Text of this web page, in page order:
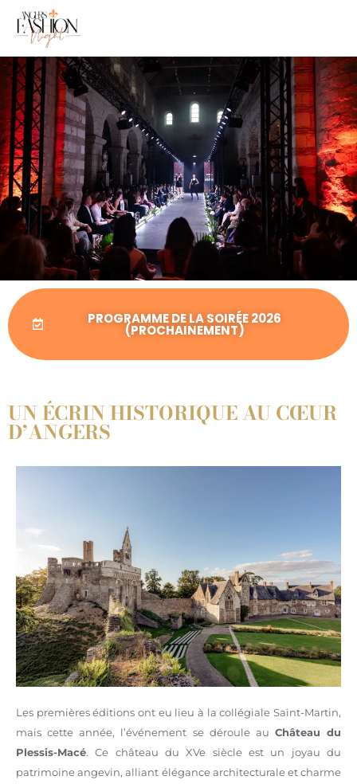
PROGRAMME DE LA SOIRÉE 2026
(PROCHAINEMENT)
UN ÉCRIN HISTORIQUE AU CŒUR
D’ANGERS
Les premières éditions ont eu lieu à la collégiale Saint-Martin,
mais cette année, l’événement se déroule au Château du
Plessis-Macé. Ce château du XVe siècle est un joyau du
patrimoine angevin, alliant élégance architecturale et charme